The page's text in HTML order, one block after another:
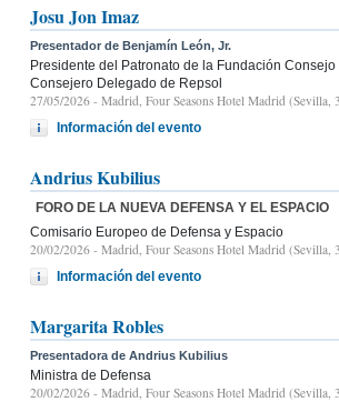
Josu Jon Imaz
Presentador de Benjamín León, Jr.
Presidente del Patronato de la Fundación
Consejero Delegado de Repsol
27/05/2026 - Madrid, Four Seasons Hotel Madrid (Sevilla,
Información del evento
Andrius Kubilius
FORO DE LA NUEVA DEFENSA Y EL ESPACIO
Comisario Europeo de Defensa y Espacio
20/02/2026 - Madrid, Four Seasons Hotel Madrid (Sevilla,
Información del evento
Margarita Robles
Presentadora de Andrius Kubilius
Ministra de Defensa
20/02/2026 - Madrid, Four Seasons Hotel Madrid (Sevilla,